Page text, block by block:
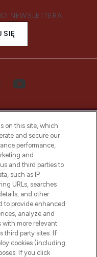
NEWSLETTERA
SIĘ
dowie się o
niszowych i
trendach i
redakcyjne
Personal
on this site, which
and secure our
performance,
and
and third parties to
such as IP
URLs, searches
and other
to provide enhanced
analyze and
with more relevant
third party sites. If
cookies (including
If you click